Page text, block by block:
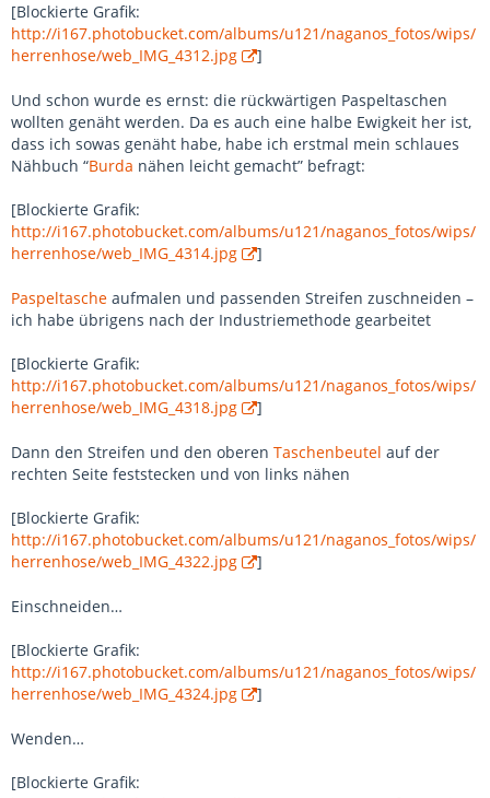
[Blockierte Grafik:
http://i167.photobucket.com/albums/u121/naganos_fotos/wips/
herrenhose/web_IMG_4312.jpg
]
Und schon wurde es ernst: die rückwärtigen Paspeltaschen
wollten genäht werden. Da es auch eine halbe Ewigkeit her ist,
dass ich sowas genäht habe, habe ich erstmal mein schlaues
Nähbuch “Burda nähen leicht gemacht” befragt:
[Blockierte Grafik:
http://i167.photobucket.com/albums/u121/naganos_fotos/wips/
herrenhose/web_IMG_4314.jpg
]
Paspeltasche aufmalen und passenden Streifen zuschneiden –
ich habe übrigens nach der Industriemethode gearbeitet
[Blockierte Grafik:
http://i167.photobucket.com/albums/u121/naganos_fotos/wips/
herrenhose/web_IMG_4318.jpg
]
Dann den Streifen und den oberen Taschenbeutel auf der
rechten Seite feststecken und von links nähen
[Blockierte Grafik:
http://i167.photobucket.com/albums/u121/naganos_fotos/wips/
herrenhose/web_IMG_4322.jpg
]
Einschneiden…
[Blockierte Grafik:
http://i167.photobucket.com/albums/u121/naganos_fotos/wips/
herrenhose/web_IMG_4324.jpg
]
Wenden…
[Blockierte Grafik: